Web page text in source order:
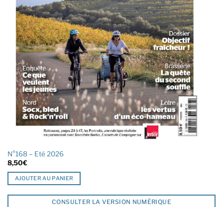
N°168 – Eté 2026
8,50€
AJOUTER AU PANIER
CONSULTER LA VERSION NUMÉRIQUE